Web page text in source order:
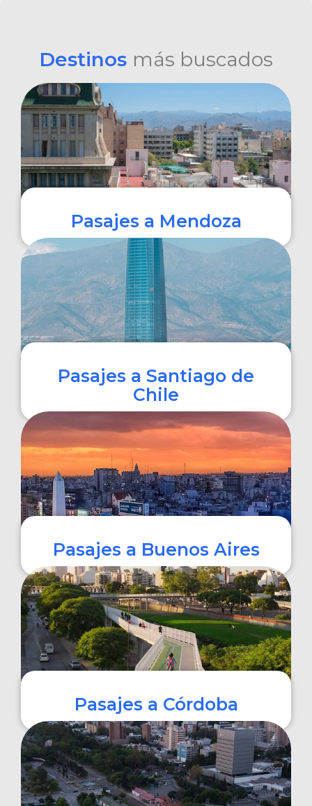
Destinos más buscados
Pasajes a Mendoza
COMPRAR
Pasajes a Santiago de
Chile
Pasajes a Buenos Aires
COMPRAR
Pasajes a Córdoba
COMPRAR